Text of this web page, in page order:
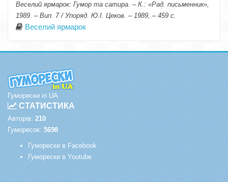
Веселий ярмарок: Гумор та сатира. – К.: «Рад. письменник»,
1989. – Вип. 7 / Упоряд. Ю.І. Цеков. – 1989, – 459 с.
Веселий ярмарок
Гуморески in UA
СТАТИСТИКА
Авторів: 210
Гуморесок: 5698
Гуморески в Facebook
Гуморески в Youtube